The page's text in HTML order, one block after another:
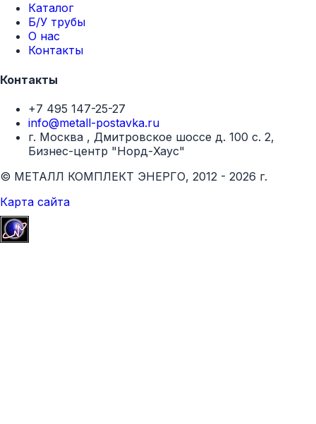
Каталог
Б/У трубы
О нас
Контакты
Контакты
+7 495 147-25-27
info@metall-postavka.ru
г. Москва , Дмитровское шоссе д. 100 с. 2,
Бизнес-центр "Норд-Хаус"
© МЕТАЛЛ КОМПЛЕКТ ЭНЕРГО, 2012 - 2026 г.
Карта сайта